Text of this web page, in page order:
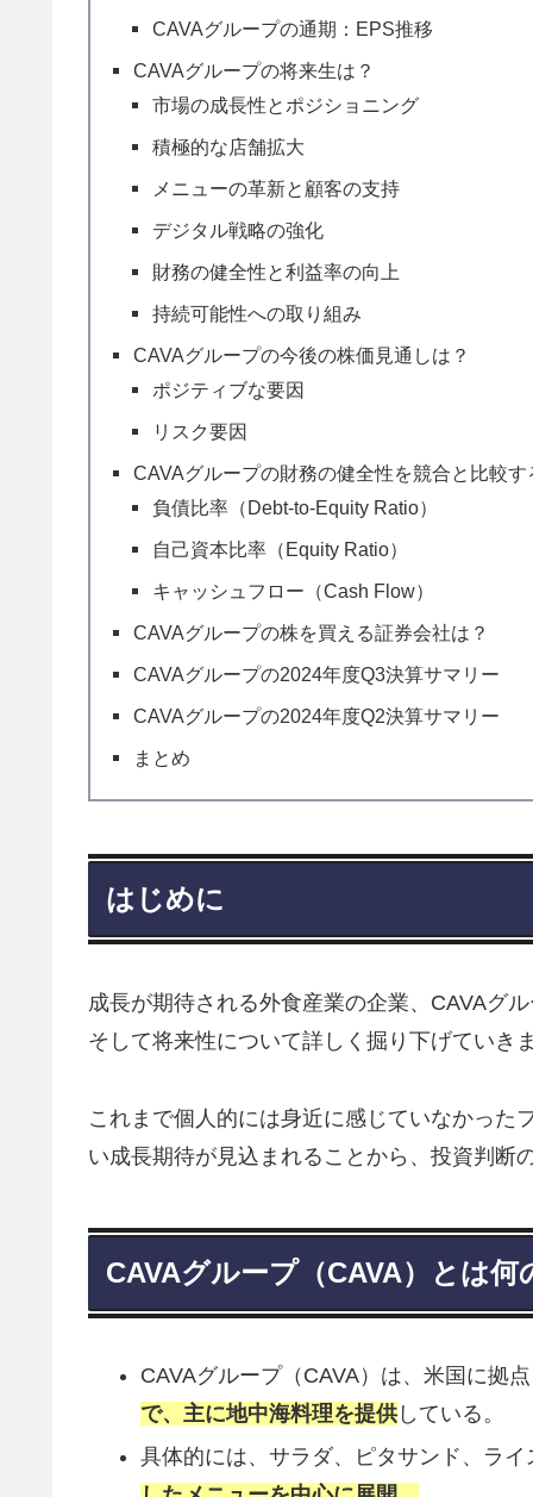
CAVAグループの通期：EPS推移
CAVAグループの将来生は？
市場の成長性とポジショニング
積極的な店舗拡大
メニューの革新と顧客の支持
デジタル戦略の強化
財務の健全性と利益率の向上
持続可能性への取り組み
CAVAグループの今後の株価見通しは？
ポジティブな要因
リスク要因
CAVAグループの財務の健全性を競合と比較す
負債比率（Debt-to-Equity Ratio）
自己資本比率（Equity Ratio）
キャッシュフロー（Cash Flow）
CAVAグループの株を買える証券会社は？
CAVAグループの2024年度Q3決算サマリー
CAVAグループの2024年度Q2決算サマリー
まとめ
はじめに
成長が期待される外食産業の企業、CAVAグ
そして将来性について詳しく掘り下げていき
これまで個人的には身近に感じていなかった
い成長期待が見込まれることから、投資判断
CAVAグループ（CAVA）とは
CAVAグループ（CAVA）は、米国に拠
で、主に地中海料理を提供している。
具体的には、サラダ、ピタサンド、ライ